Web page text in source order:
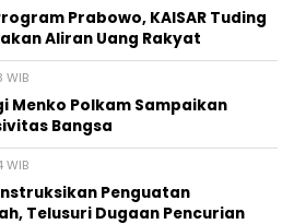
Prabowo, KAISAR Tuding
Aliran Uang Rakyat
WIB
Menko Polkam Sampaikan
Bangsa
WIB
Penguatan
Telusuri Dugaan Pencurian